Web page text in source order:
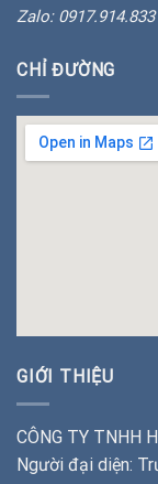
Zalo:
CHỈ ĐƯỜNG
GIỚI THIỆU
CÔNG TY TNHH
Người đại diện: